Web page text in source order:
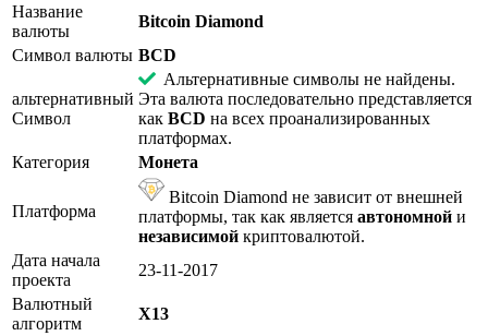
Название
валюты
Bitcoin Diamond
Символ валюты BCD
альтернативный
Символ
Альтернативные символы не найдены.
Эта валюта последовательно представляется
как BCD на всех проанализированных
платформах.
Категория
Монета
Платформа
Bitcoin Diamond не зависит от внешней
платформы, так как является автономной и
независимой криптовалютой.
Дата начала
проекта
23-11-2017
Валютный
алгоритм
X13